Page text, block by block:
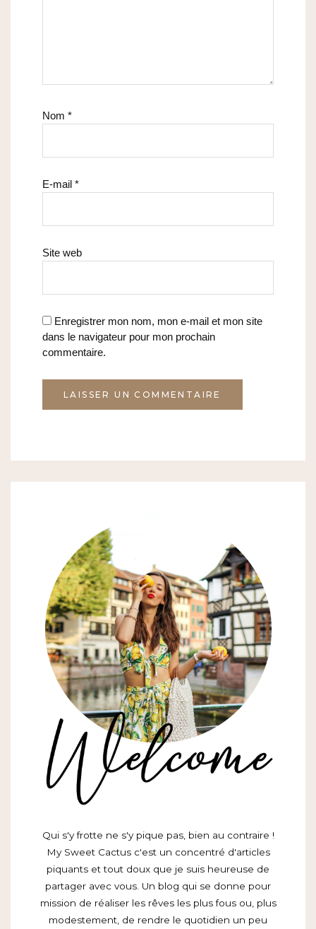
Nom *
E-mail *
Site web
Enregistrer mon nom, mon e-mail et mon site
dans le navigateur pour mon prochain
commentaire.
Qui s'y frotte ne s'y pique pas, bien au contraire !
My Sweet Cactus c'est un concentré d'articles
piquants et tout doux que je suis heureuse de
partager avec vous. Un blog qui se donne pour
mission de réaliser les rêves les plus fous ou, plus
modestement, de rendre le quotidien un peu